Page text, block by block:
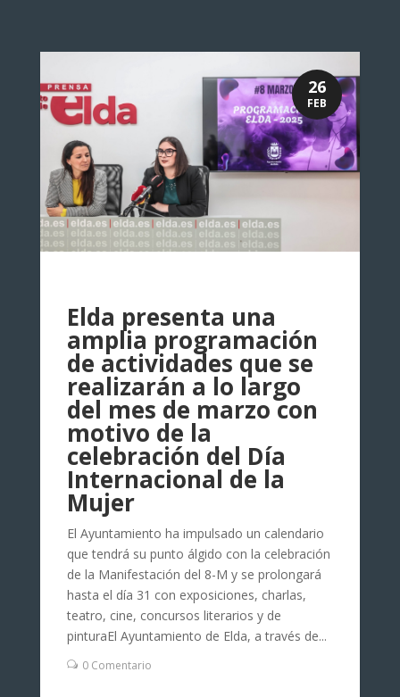
Elda presenta una
amplia programación
de actividades que se
realizarán a lo largo
del mes de marzo con
motivo de la
celebración del Día
Internacional de la
Mujer
El Ayuntamiento ha impulsado un calendario
que tendrá su punto álgido con la celebración
de la Manifestación del 8-M y se prolongará
hasta el día 31 con exposiciones, charlas,
teatro, cine, concursos literarios y de
pinturaEl Ayuntamiento de Elda, a través de...
0 Comentario
26
FEB